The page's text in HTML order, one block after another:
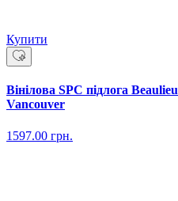
Купити
Вінілова SPC підлога
Vancouver
1597.00 грн.